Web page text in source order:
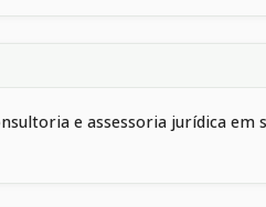
e assessoria jurídica em